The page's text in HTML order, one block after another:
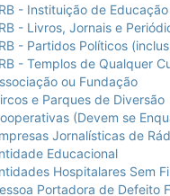
- Instituição de
- Livros, Jornais e
- Partidos Políticos
- Templos de Qualquer
ou Fundação
e Parques de Diversão
(Devem se
Jornalísticas de
Educacional
Hospitalares Sem
Portadora de Defeito